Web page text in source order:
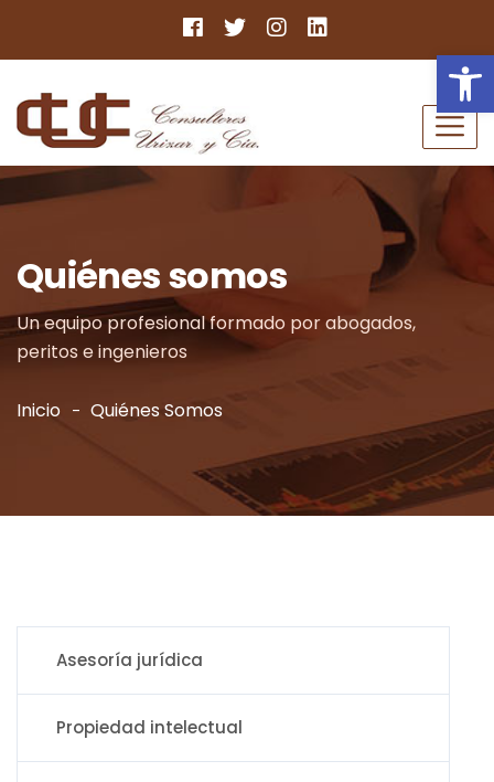
Quiénes somos
Un equipo profesional formado por abogados,
peritos e ingenieros
Inicio Quiénes Somos
Asesoría jurídica
Propiedad intelectual